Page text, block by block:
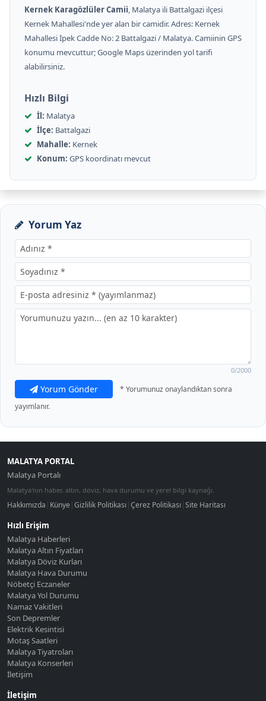
Kernek Karagözlüler Camii, Malatya ili Battalgazi ilçesi
Kernek Mahallesi'nde yer alan bir camidir. Adres: Kernek
Mahallesi İpek Cadde No: 2 Battalgazi / Malatya. Camiinin GPS
konumu mevcuttur; Google Maps üzerinden yol tarifi
alabilirsiniz.
Hızlı Bilgi
İl: Malatya
İlçe: Battalgazi
Mahalle: Kernek
Konum: GPS koordinatı mevcut
Yorum Yaz
0/2000
Yorum Gönder
* Yorumunuz onaylandıktan sonra
yayımlanır.
MALATYA PORTAL
Malatya Portalı
Malatya'nın haber, altın, döviz, hava durumu ve yerel bilgi kaynağı.
Hakkımızda | Künye |Gizlilik Politikası |Çerez Politikası |Site Haritası
Hızlı Erişim
Malatya Haberleri
Malatya Altın Fiyatları
Malatya Döviz Kurları
Malatya Hava Durumu
Nöbetçi Eczaneler
Malatya Yol Durumu
Namaz Vakitleri
Son Depremler
Elektrik Kesintisi
Motaş Saatleri
Malatya Tiyatroları
Malatya Konserleri
İletişim
İletişim